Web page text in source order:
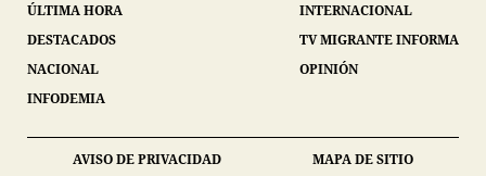
ÚLTIMA HORA
DESTACADOS
NACIONAL
INFODEMIA
INTERNACIONAL
TV MIGRANTE INFORMA
OPINIÓN
AVISO DE PRIVACIDAD MAPA DE SITIO